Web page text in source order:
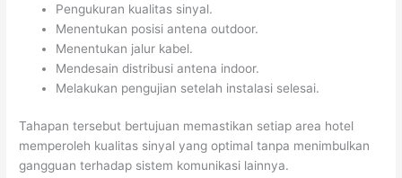
Pengukuran kualitas sinyal.
Menentukan posisi antena outdoor.
Menentukan jalur kabel.
Mendesain distribusi antena indoor.
Melakukan pengujian setelah instalasi selesai.
Tahapan tersebut bertujuan memastikan setiap area hotel
memperoleh kualitas sinyal yang optimal tanpa menimbulkan
gangguan terhadap sistem komunikasi lainnya.